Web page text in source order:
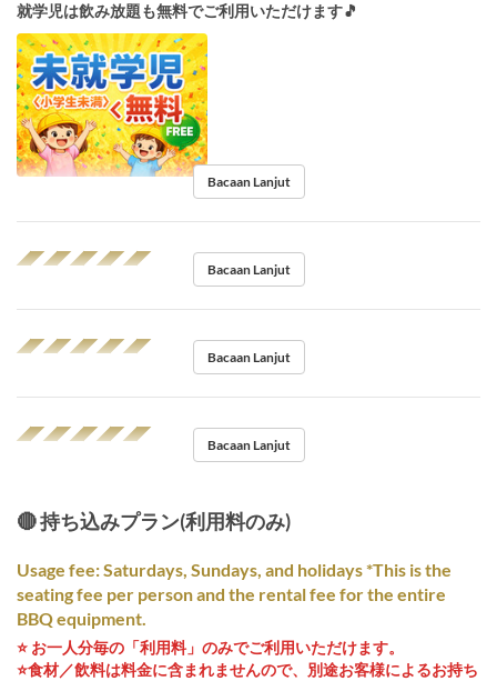
就学児は飲み放題も無料でご利用いただけます🎵
Bacaan Lanjut
◢◤◢◤◢◤◢◤◢◤
Bacaan Lanjut
◢◤◢◤◢◤◢◤◢◤
Bacaan Lanjut
◢◤◢◤◢◤◢◤◢◤
Bacaan Lanjut
🔴 持ち込みプラン(利用料のみ)
Usage fee: Saturdays, Sundays, and holidays *This is the
seating fee per person and the rental fee for the entire
BBQ equipment.
⭐️ お一人分毎の「利用料」のみでご利用いただけます。
⭐️食材／飲料は料金に含まれませんので、別途お客様によるお持ち